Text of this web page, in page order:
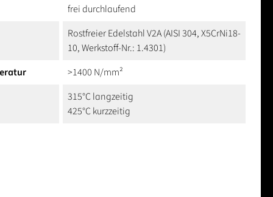
frei durchlaufend
Rostfreier Edelstahl V2A (AISI 304, X5CrNi18-
10, Werkstoff-Nr.: 1.4301)
>1400 N/mm²
315°C langzeitig
425°C kurzzeitig